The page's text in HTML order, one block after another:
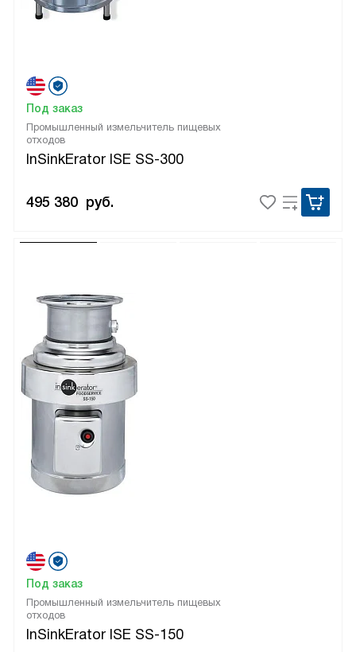
Промышленный измельчитель пищевых
отходов
InSinkErator ISE SS-300
Под заказ
495 380 руб.
Промышленный измельчитель пищевых
отходов
InSinkErator ISE SS-150
Под заказ